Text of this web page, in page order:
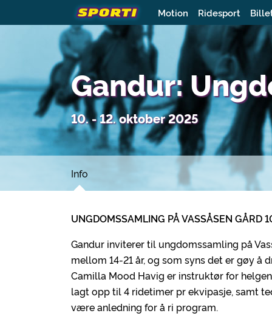
Motion Ridesport
Gandur:
10. - 12. oktober 2025
Info
UNGDOMSSAMLING PÅ VASSÅSEN
Gandur inviterer til ungdomssamling på
mellom 14-21 år, og som syns det er gøy
Camilla Mood Havig er instruktør for
lagt opp til 4 ridetimer pr ekvipasje, samt
være anledning for å ri program.